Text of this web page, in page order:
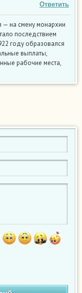
Ответить
— на смену монархии
последствием
году образовался
выплаты,
рабочие места,